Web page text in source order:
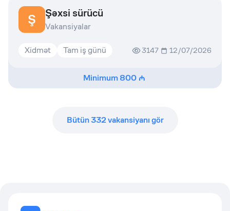
Ş Şəxsi sürücü
Vakansiyalar
Xidmət Tam iş günü 3147 12/07/2026
Minimum800
Bütün332vakansiyanı gör